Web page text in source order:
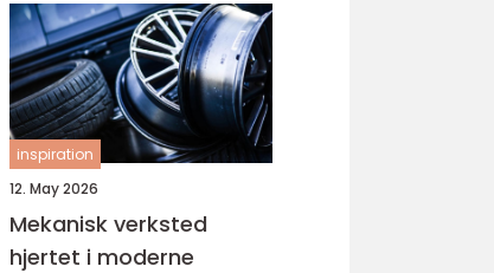
inspiration
12. May 2026
Mekanisk verksted
hjertet i moderne